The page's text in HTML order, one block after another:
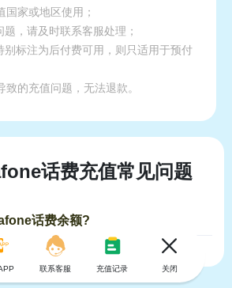
国家或地区使用；
，请及时联系客服处理；
别标注为后付费可用，则只适用于预付
致的充值问题，无法退款。
话费充值常见问题
话费余额?
联系客服 充值记录 关闭